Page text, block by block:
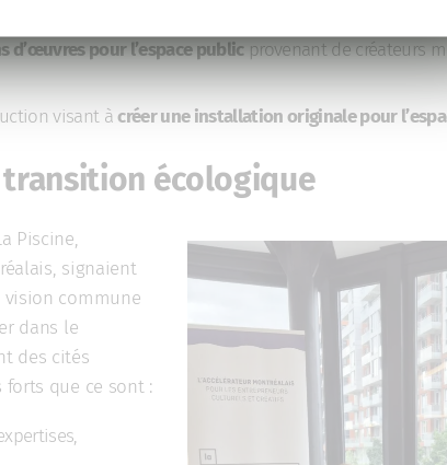
en laissant une large part
d’œuvres pour l’espace publicprovenant de créateurs
visant àcréer une installation originale pour
transition écologique
Piscine,
signaient
vision commune
dans le
des cités
forts que ce sont :